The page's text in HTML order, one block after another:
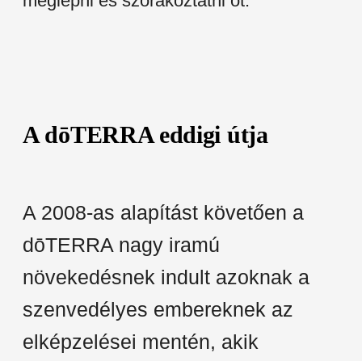
A dōTERRA eddigi útja
A 2008-as alapítást követően a
dōTERRA nagy iramú
növekedésnek indult azoknak a
szenvedélyes embereknek az
elképzelései mentén, akik